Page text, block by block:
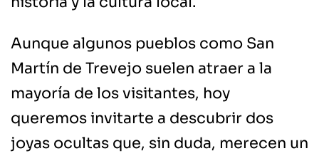
Aunque algunos pueblos como San
Martín de Trevejo suelen atraer a la
mayoría de los visitantes, hoy
queremos invitarte a descubrir dos
joyas ocultas que, sin duda, merecen un